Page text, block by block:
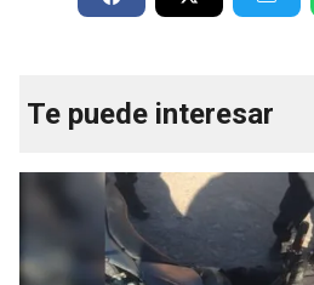
Te puede interesar